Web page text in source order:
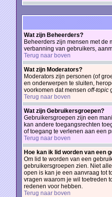
Wat zijn Beheerders?
Beheerders zijn mensen met de
verbanning van gebruikers,
Terug naar boven
Wat zijn Moderators?
Moderators zijn personen (of
en onderwerpen te sluiten,
voorkomen dat mensen off-topic
Terug naar boven
Wat zijn Gebruikersgroepen?
Gebruikersgroepen zijn een
kan andere toegangsrechten
of toegang te verlenen aan een
Terug naar boven
Hoe kan ik lid worden van een
Om lid te worden van een
gebruikersgroepen zien. Niet
open is kan je een aanvraag tot
vragen waarom je wil toetreden
redenen voor hebben.
Terug naar boven